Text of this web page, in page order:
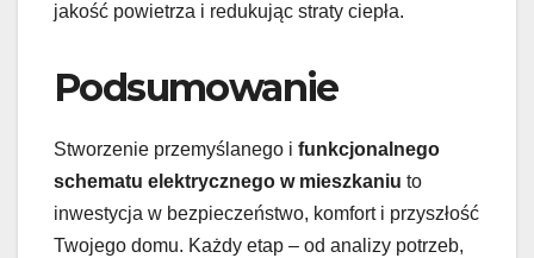
jakość powietrza i redukując straty ciepła.
Podsumowanie
Stworzenie przemyślanego i funkcjonalnego
schematu elektrycznego w mieszkaniu to
inwestycja w bezpieczeństwo, komfort i przyszłość
Twojego domu. Każdy etap – od analizy potrzeb,